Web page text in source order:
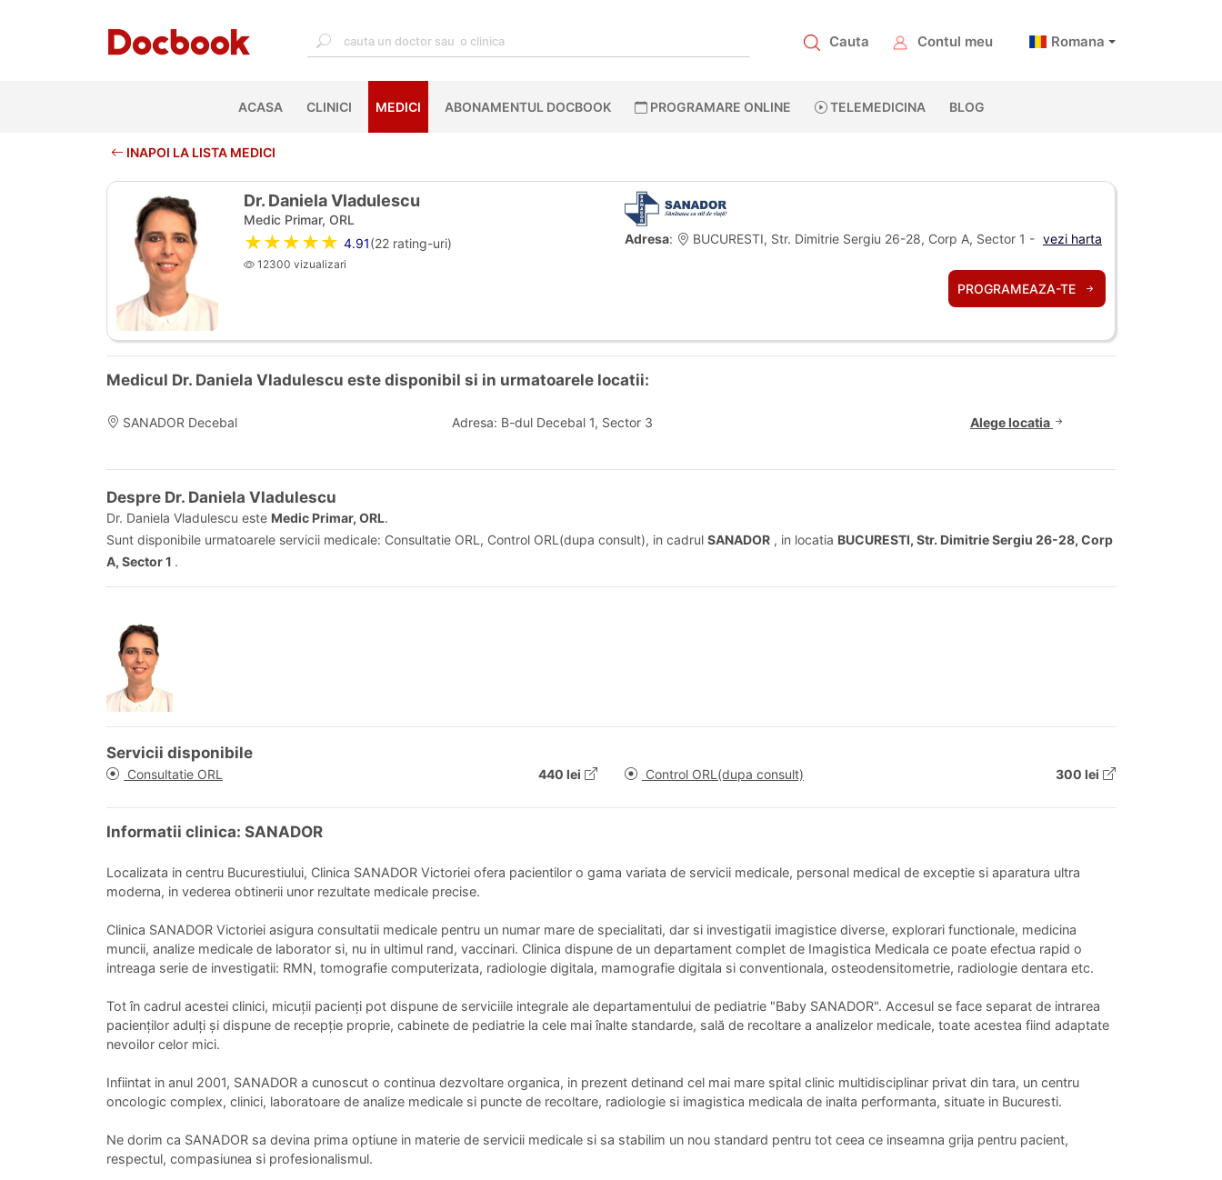
Cauta Contul meu Romana
ACASA(CURRENT)
CLINICI MEDICI ABONAMENTUL DOCBOOK PROGRAMARE ONLINE TELEMEDICINA BLOG
INAPOI LA LISTA MEDICI
Dr. Daniela Vladulescu
Medic Primar, ORL
★★★★★ 4.91(22rating-uri)
12300 vizualizari
Adresa: BUCURESTI, Str. Dimitrie Sergiu 26-28, Corp A, Sector 1 - vezi harta
PROGRAMEAZA-TE
Medicul Dr. Daniela Vladulescu este disponibil si in urmatoarele locatii:
SANADOR Decebal Adresa: B-dul Decebal 1, Sector 3 Alege locatia
Despre Dr. Daniela Vladulescu
Dr. Daniela Vladulescu este Medic Primar, ORL.
Sunt disponibile urmatoarele servicii medicale: Consultatie ORL, Control ORL(dupa consult), in cadrul SANADOR , in locatia BUCURESTI, Str. Dimitrie Sergiu 26-28, Corp
A, Sector 1 .
Servicii disponibile
Consultatie ORL 440 lei Control ORL(dupa consult) 300 lei
Informatii clinica: SANADOR
Localizata in centru Bucurestiului, Clinica SANADOR Victoriei ofera pacientilor o gama variata de servicii medicale, personal medical de exceptie si aparatura ultra
moderna, in vederea obtinerii unor rezultate medicale precise.
Clinica SANADOR Victoriei asigura consultatii medicale pentru un numar mare de specialitati, dar si investigatii imagistice diverse, explorari functionale, medicina
muncii, analize medicale de laborator si, nu in ultimul rand, vaccinari. Clinica dispune de un departament complet de Imagistica Medicala ce poate efectua rapid o
intreaga serie de investigatii: RMN, tomografie computerizata, radiologie digitala, mamografie digitala si conventionala, osteodensitometrie, radiologie dentara etc.
Tot în cadrul acestei clinici, micuții pacienți pot dispune de serviciile integrale ale departamentului de pediatrie "Baby SANADOR". Accesul se face separat de intrarea
pacienților adulți și dispune de recepție proprie, cabinete de pediatrie la cele mai înalte standarde, sală de recoltare a analizelor medicale, toate acestea fiind adaptate
nevoilor celor mici.
Infiintat in anul 2001, SANADOR a cunoscut o continua dezvoltare organica, in prezent detinand cel mai mare spital clinic multidisciplinar privat din tara, un centru
oncologic complex, clinici, laboratoare de analize medicale si puncte de recoltare, radiologie si imagistica medicala de inalta performanta, situate in Bucuresti.
Ne dorim ca SANADOR sa devina prima optiune in materie de servicii medicale si sa stabilim un nou standard pentru tot ceea ce inseamna grija pentru pacient,
respectul, compasiunea si profesionalismul.